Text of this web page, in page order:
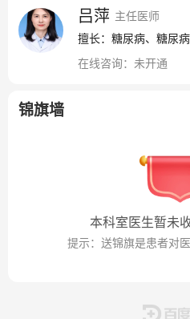
法，开展中药内服、外洗及针
变、糖尿病肾病、糖尿病足、甲
节等疾病有独特的治疗及一定
多台，心电图机一台，心电监
查及满足临床诊疗需求。我院为
人，住院医师3人，其中硕士研
级课题两项。科室现有床位22
备抢救室一间，中医特色诊疗
并定期对住院及门诊糖尿病患
下午病房十二楼健康宣教室，
诊咨询活动，建立糖尿病患者
硕士研究生6名，高级职称4名
吕萍 主任医师
在线咨询： 未开通
锦旗墙
本科室医生暂未
提示：送锦旗是患者对